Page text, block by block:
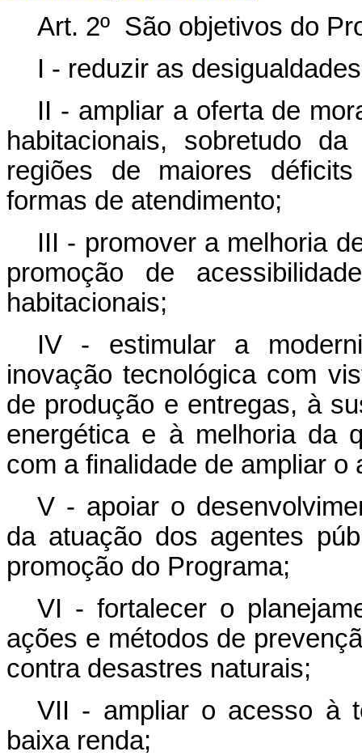
Art. 2º São objetivos do
I - reduzir as
II - ampliar a oferta de
habitacionais, sobretudo
regiões de maiores
formas de atendimento;
III - promover a melhoria
promoção de
habitacionais;
IV - estimular a
inovação tecnológica com
de produção e entregas, à
energética e à melhoria da
com a finalidade de ampliar o
V - apoiar o
da atuação dos agentes
promoção do Programa;
VI - fortalecer o
ações e métodos de
contra desastres naturais;
VII - ampliar o acesso à
baixa renda;